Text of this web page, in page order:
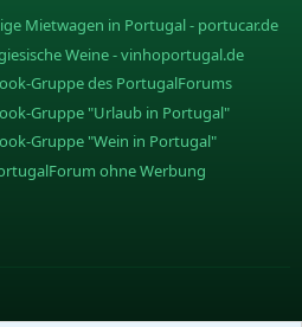
Mietwagen in Portugal - portucar.de
Weine - vinhoportugal.de
Gruppe des PortugalForums
Gruppe "Urlaub in Portugal"
Gruppe "Wein in Portugal"
ohne Werbung